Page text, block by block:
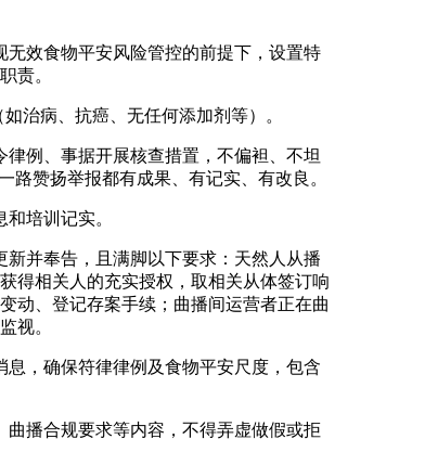
效食物平安风险管控的前提下，设置特
责。
病、抗癌、无任何添加剂等）。
例、事据开展核查措置，不偏袒、不坦
赞扬举报都有成果、有记实、有改良。
培训记实。
并奉告，且满脚以下要求：天然人从播
得相关人的充实授权，取相关从体签订响
动、登记存案手续；曲播间运营者正在曲
视。
，确保符律律例及食物平安尺度，包含
播合规要求等内容，不得弄虚做假或拒